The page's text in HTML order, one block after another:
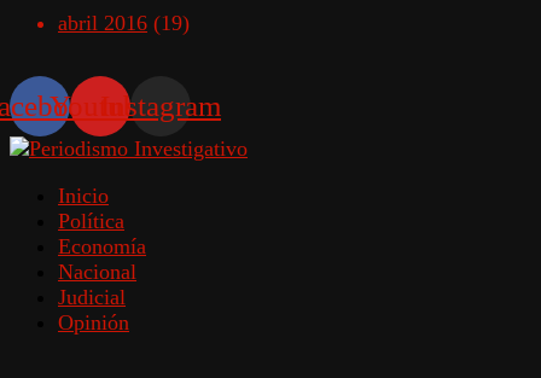
abril 2016 (19)
YoutubeInstagram
Inicio
Política
Economía
Nacional
Judicial
Opinión